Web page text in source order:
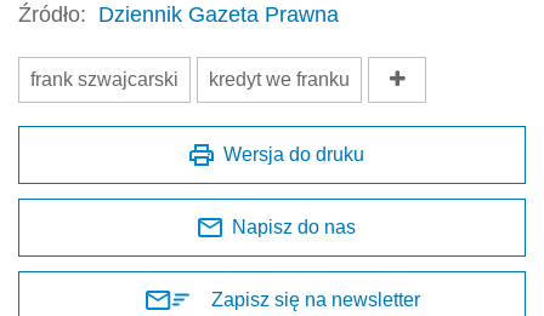
Źródło: Dziennik Gazeta Prawna
frank szwajcarski kredyt we franku
Wersja do druku
Napisz do nas
Zapisz się na newsletter